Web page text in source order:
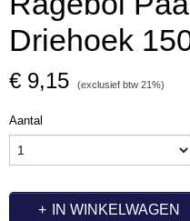
Driehoek
€ 9,15 (exclusief btw 21%)
Aantal
IN WINKELWAGEN